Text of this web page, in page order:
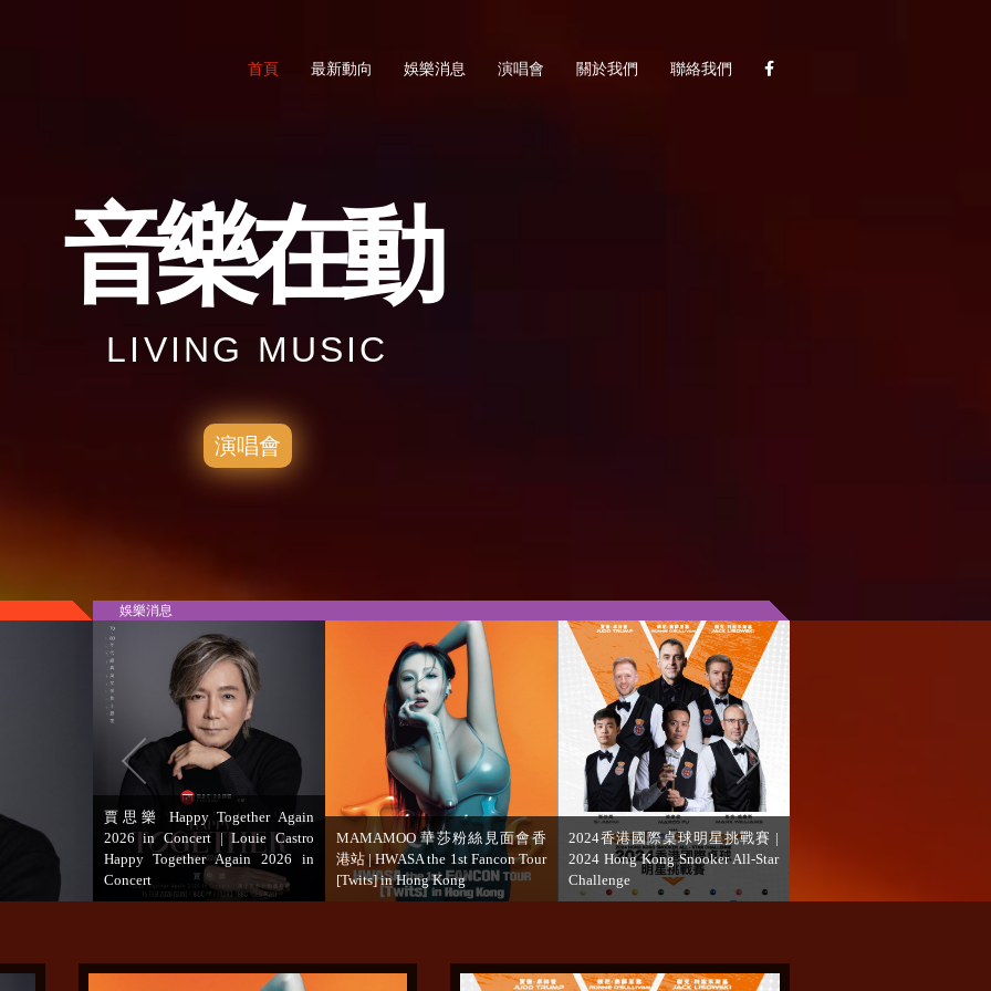
首頁 最新動向 娛樂消息 演唱會 關於我們 聯絡我們
音樂在動
LIVING MUSIC
演唱會
娛樂消息
EXO燦烈巡回演唱會香港站 |
2023 Chanyeol Fancon the
Eternity in Hong Kong
鄭容和首個戶外演唱會香港站 |
2023 Jung Yong Hwa Live ‘YOUR
CITY’ in Hong Kong
Whitney 全息演唱會香港站 2023
｜An Evening with Whitney - The
Hologram Concert